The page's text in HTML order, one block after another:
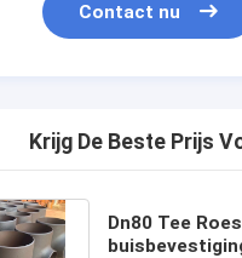
Contact nu
Krijg De Beste Prijs
Dn80 Tee